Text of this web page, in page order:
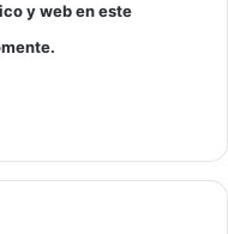
y web en este